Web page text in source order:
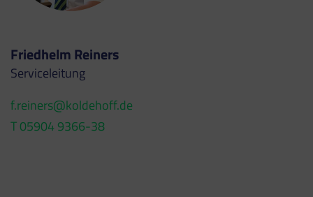
Friedhelm Reiners
Serviceleitung
f.reiners@koldehoff.de
T 05904 9366-38